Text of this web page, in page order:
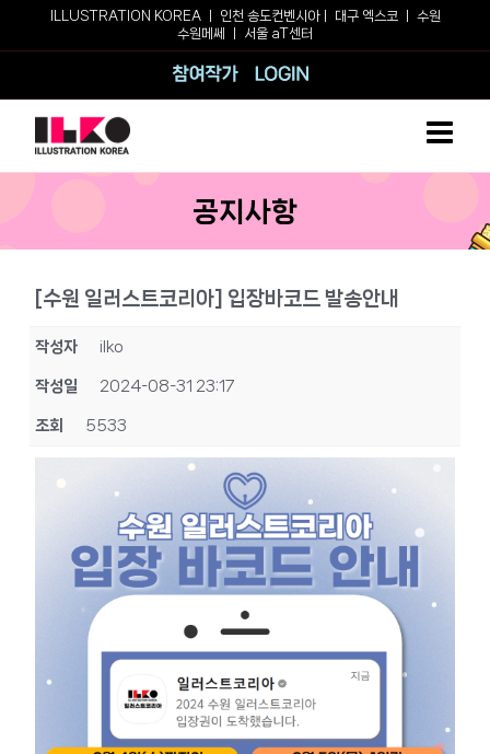
ILLUSTRATION KOREA ㅣ 인천 송도컨벤시아ㅣ 대구 엑스코
수원
수원메쎄
서울 aT센터
참여작가
공지사항
[수원 일러스트코리아] 입장바코드 발송안내
작성자 ilko
작성일 2024-08-31 23:17
조회 5533